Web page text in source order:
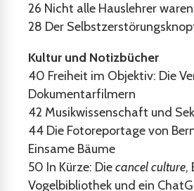
26 Nicht alle Hauslehrer
28 Der
Kultur und Notizbücher
40 Freiheit im Objektiv: Die
Dokumentarfilmern
42 Musikwissenschaft und
44 Die Fotoreportage von
Einsame Bäume
50 In Kürze: Diecancel culture,
Vogelbibliothek und ein